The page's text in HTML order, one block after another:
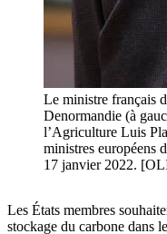
Le ministre français
Denormandie (à
l’Agriculture Luis
ministres européens
17 janvier 2022.
Les États membres
stockage du carbone dans